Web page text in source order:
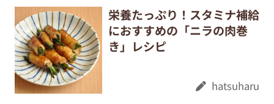
栄養たっぷり！スタミナ補給
におすすめの「ニラの肉巻
き」レシピ
hatsuharu